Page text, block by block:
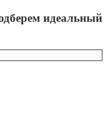
идеальный